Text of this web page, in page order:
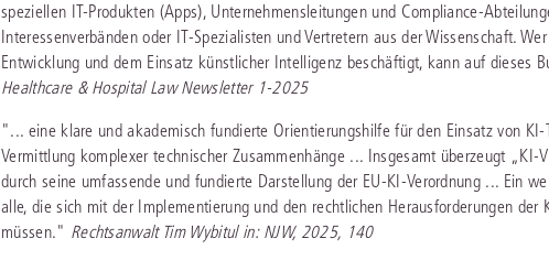
speziellen IT-Produkten (Apps), Unternehmensleitungen und Compliance-
Interessenverbänden oder IT-Spezialisten und Vertretern aus der Wissenschaft.
Entwicklung und dem Einsatz künstlicher Intelligenz beschäftigt, kann auf dieses
Healthcare & Hospital Law Newsletter 1-2025
"... eine klare und akademisch fundierte Orientierungshilfe für den Einsatz von
Vermittlung komplexer technischer Zusammenhänge ... Insgesamt überzeugt „KI-
durch seine umfassende und fundierte Darstellung der EU-KI-Verordnung ... Ein
alle, die sich mit der Implementierung und den rechtlichen Herausforderungen der
müssen." Rechtsanwalt Tim Wybitul in: NJW, 2025, 140